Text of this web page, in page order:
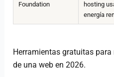
Foundation
hosting
energía
Herramientas gratuitas
de una web en 2026.